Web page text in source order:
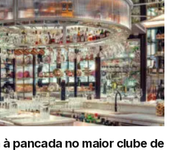
pancada no maior clube de